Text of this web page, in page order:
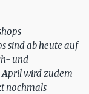
sind ab heute auf
und
wird zudem
nochmals